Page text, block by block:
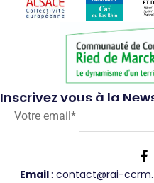
Inscrivez vous à la
Votre email*
Email: contact@rai-